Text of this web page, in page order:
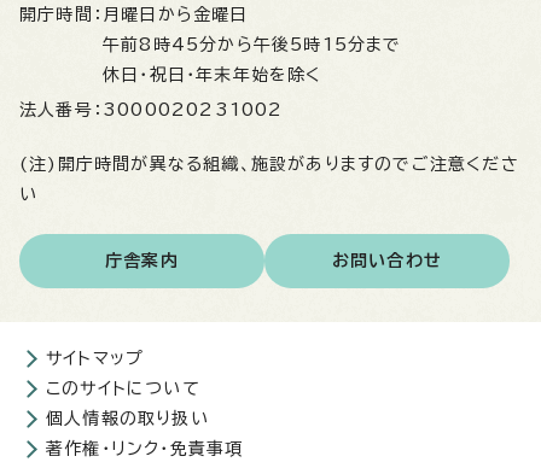
開庁時間： 月曜日から金曜日
午前8時45分から午後5時15分まで
休日・祝日・年末年始を除く
法人番号： 3000020231002
(注)開庁時間が異なる組織、施設がありますのでご注意くださ
い
庁舎案内 お問い合わせ
サイトマップ
このサイトについて
個人情報の取り扱い
著作権・リンク・免責事項